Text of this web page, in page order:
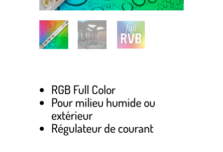
RGB Full Color
Pour milieu humide ou
extérieur
Régulateur de courant